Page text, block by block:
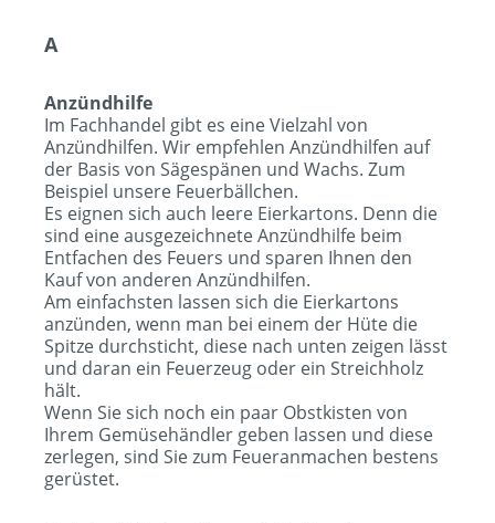
A
Anzündhilfe
Im Fachhandel gibt es eine Vielzahl von
Anzündhilfen. Wir empfehlen Anzündhilfen auf
der Basis von Sägespänen und Wachs. Zum
Beispiel unsere Feuerbällchen.
Es eignen sich auch leere Eierkartons. Denn die
sind eine ausgezeichnete Anzündhilfe beim
Entfachen des Feuers und sparen Ihnen den
Kauf von anderen Anzündhilfen.
Am einfachsten lassen sich die Eierkartons
anzünden, wenn man bei einem der Hüte die
Spitze durchsticht, diese nach unten zeigen lässt
und daran ein Feuerzeug oder ein Streichholz
hält.
Wenn Sie sich noch ein paar Obstkisten von
Ihrem Gemüsehändler geben lassen und diese
zerlegen, sind Sie zum Feueranmachen bestens
gerüstet.